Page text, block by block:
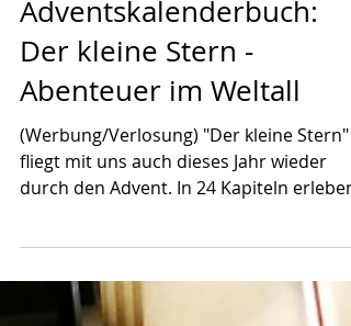
1. Nov. 2024
Adventskalenderbuch:
Der kleine Stern -
Abenteuer im Weltall
(Werbung/Verlosung) "Der kleine Stern"
wir mit dem...